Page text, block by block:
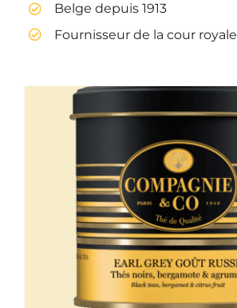
Belge depuis 1913
Fournisseur de la cour royale